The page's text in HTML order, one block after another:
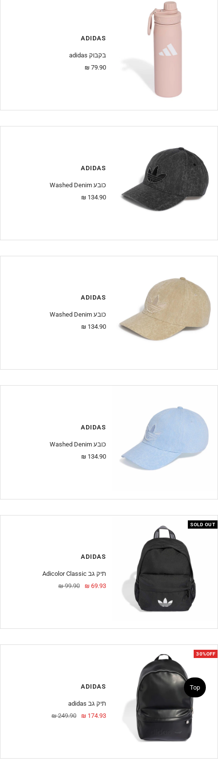
ADIDAS
adidas בקבוק
מחיר
79.90 ₪
ADIDAS
Washed Denim כובע
מחיר
134.90 ₪
ADIDAS
Washed Denim כובע
מחיר
134.90 ₪
ADIDAS
Washed Denim כובע
מחיר
134.90 ₪
SOLD OUT
ADIDAS
Adicolor Classic תיק גב
מחיר
69.93 ₪ מחיר
99.90 ₪
30%OFF
ADIDAS
adidas תיק גב
מחיר
174.93 ₪ מחיר
249.90 ₪
Top